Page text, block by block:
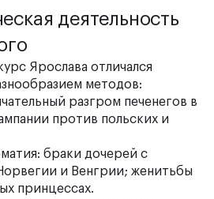
деятельность
Ярослава отличался
методов:
разгром печенегов в
против польских и
браки дочерей с
и Венгрии; женитьбы
принцессах.